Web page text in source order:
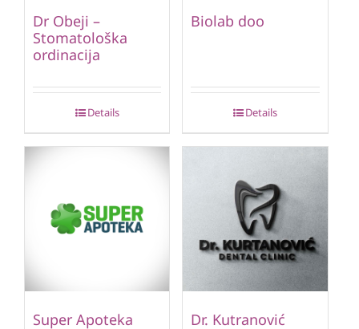
Dr Obeji –
Stomatološka
ordinacija
Details
Biolab doo
Details
Super Apoteka
Dr. Kutranović